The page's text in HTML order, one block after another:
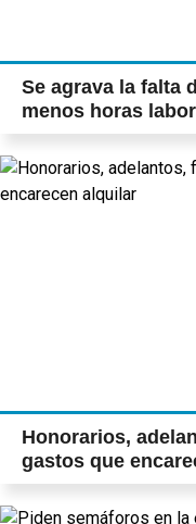
Se agrava la falta
menos horas
Honorarios,
gastos que